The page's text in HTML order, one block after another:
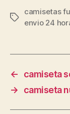
Etiquetas
camisetas
envio 24
←
camiseta
→
camiseta